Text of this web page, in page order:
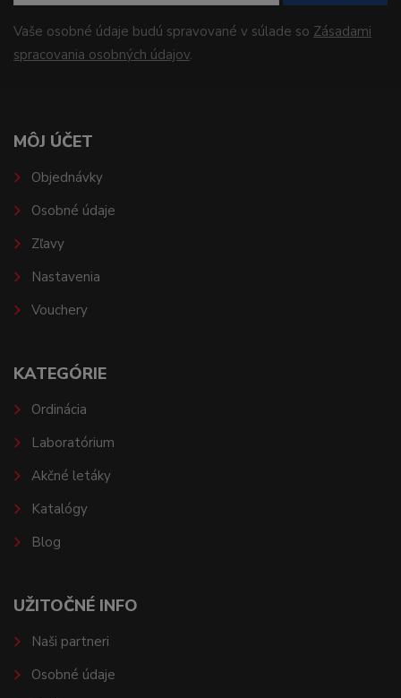
Vaše osobné údaje budú spravované v súlade so Zásadami
spracovania osobných údajov.
MÔJ ÚČET
Objednávky
Osobné údaje
Zľavy
Nastavenia
Vouchery
KATEGÓRIE
Ordinácia
Laboratórium
Akčné letáky
Katalógy
Blog
UŽITOČNÉ INFO
Naši partneri
Osobné údaje